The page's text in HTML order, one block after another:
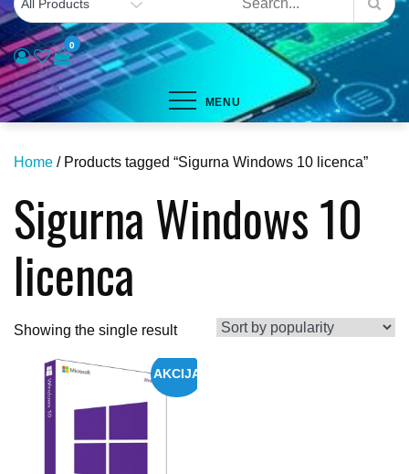
0
MENU
Home / Products tagged “Sigurna Windows 10 licenca”
Sigurna Windows 10
licenca
Showing the single result
AKCIJA